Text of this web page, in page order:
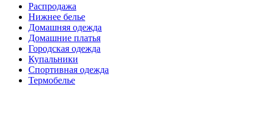
Распродажа
Нижнее белье
Домашняя одежда
Домашние платья
Городская одежда
Купальники
Спортивная одежда
Термобелье